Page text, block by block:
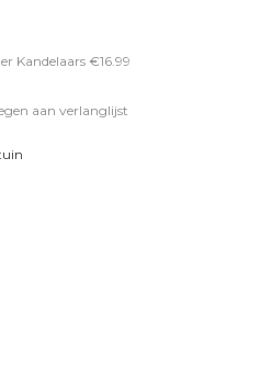
Kandelaars €16.99
aan verlanglijst